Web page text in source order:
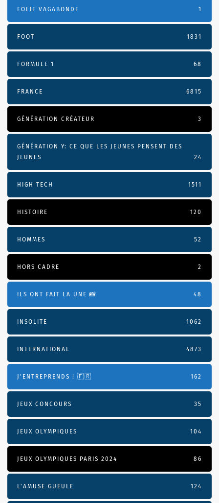
FOLIE VAGABONDE 1
FOOT 1831
FORMULE 1 68
FRANCE 6815
GÉNÉRATION CRÉATEUR 3
GÉNÉRATION Y: CE QUE LES JEUNES PENSENT DES
JEUNES
24
HIGH TECH 1511
HISTOIRE 120
HOMMES 52
HORS CADRE 2
ILS ONT FAIT LA UNE 📸 48
INSOLITE 1062
INTERNATIONAL 4873
J'ENTREPRENDS ! 🇫🇷 162
JEUX CONCOURS 35
JEUX OLYMPIQUES 104
JEUX OLYMPIQUES PARIS 2024 86
L'AMUSE GUEULE 124